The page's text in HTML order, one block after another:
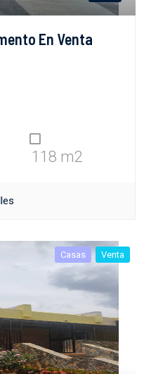
En Venta
118 m2
Casas Venta